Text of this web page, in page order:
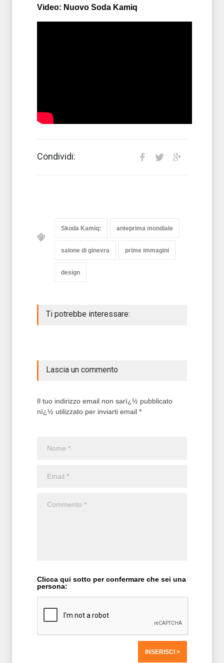
Video: Nuovo Soda Kamiq
Condividi:
Skoda Kamiq: anteprima mondiale
salone di ginevra prime immagini
design
Ti potrebbe interessare:
Lascia un commento
Il tuo indirizzo email non sarï¿½ pubblicato
nï¿½ utilizzato per inviarti email *
Clicca qui sotto per confermare che sei una
persona: